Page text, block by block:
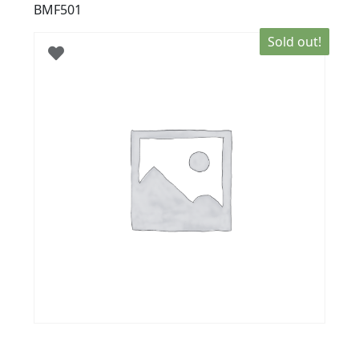
BMF501
Sold out!